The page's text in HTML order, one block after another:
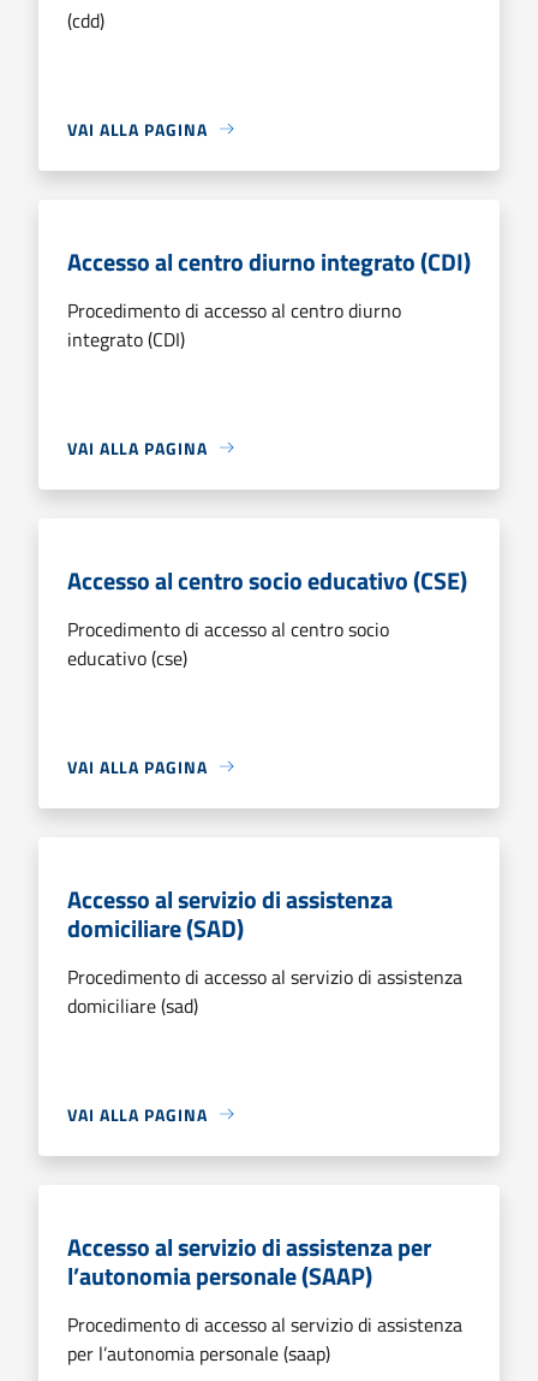
(cdd)
VAI ALLA PAGINA
Accesso al centro diurno integrato (CDI)
Procedimento di accesso al centro diurno
integrato (CDI)
VAI ALLA PAGINA
Accesso al centro socio educativo (CSE)
Procedimento di accesso al centro socio
educativo (cse)
VAI ALLA PAGINA
Accesso al servizio di assistenza
domiciliare (SAD)
Procedimento di accesso al servizio di assistenza
domiciliare (sad)
VAI ALLA PAGINA
Accesso al servizio di assistenza per
l’autonomia personale (SAAP)
Procedimento di accesso al servizio di assistenza
per l’autonomia personale (saap)